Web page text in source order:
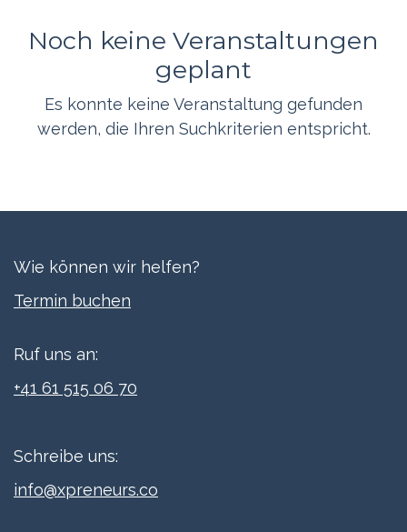
Noch keine Veranstaltungen
geplant
Es konnte keine Veranstaltung gefunden
werden, die Ihren Suchkriterien entspricht.
Wie können wir helfen?
Termi​n buchen
Ruf uns an:
+41 61 515 06 70
Schreibe uns:
info@xpreneurs.co